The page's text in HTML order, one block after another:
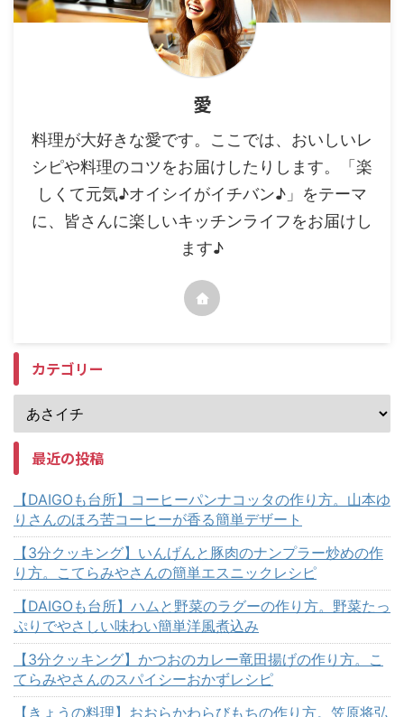
愛
料理が大好きな愛です。ここでは、おいしいレ
シピや料理のコツをお届けしたりします。「楽
しくて元気♪オイシイがイチバン♪」をテーマ
に、皆さんに楽しいキッチンライフをお届けし
ます♪
カテゴリー
最近の投稿
【DAIGOも台所】コーヒーパンナコッタの作り方。山本ゆ
りさんのほろ苦コーヒーが香る簡単デザート
【3分クッキング】いんげんと豚肉のナンプラー炒めの作
り方。こてらみやさんの簡単エスニックレシピ
【DAIGOも台所】ハムと野菜のラグーの作り方。野菜たっ
ぷりでやさしい味わい簡単洋風煮込み
【3分クッキング】かつおのカレー竜田揚げの作り方。こ
てらみやさんのスパイシーおかずレシピ
【きょうの料理】おおらかわらびもちの作り方。笠原将弘